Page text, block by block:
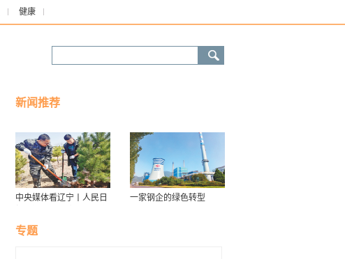
健康
新闻推荐
中央媒体看辽宁丨人民日
色接力棒”
一家钢企的绿色转型
专题